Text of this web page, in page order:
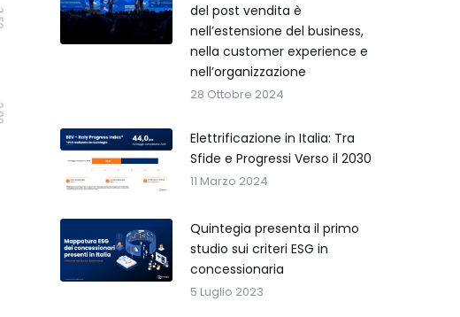
del post vendita è
nell’estensione del business,
nella customer experience e
nell’organizzazione
28 Ottobre 2024
Elettrificazione in Italia: Tra
Sfide e Progressi Verso il 2030
11 Marzo 2024
Quintegia presenta il primo
studio sui criteri ESG in
concessionaria
5 Luglio 2023